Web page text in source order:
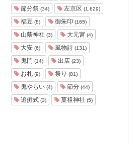
節分祭 (34) 左京区 (1,629)
福豆 (8) 御朱印 (165)
山蔭神社 (3) 大元宮 (4)
大安 (6) 風物詩 (131)
鬼門 (14) 出店 (23)
お札 (9) 祭り (81)
鬼やらい (4) 節分 (44)
追儺式 (3) 菓祖神社 (5)